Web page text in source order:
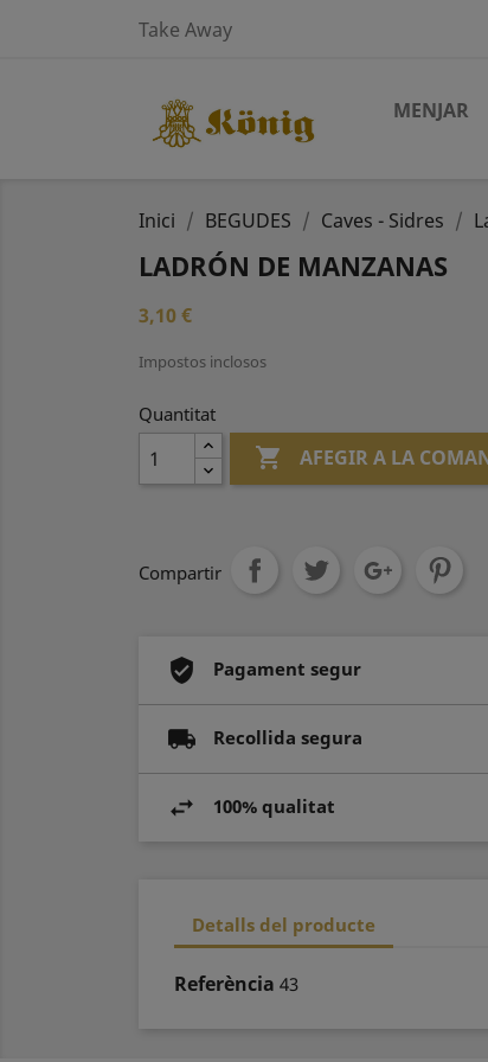
Take Away
MENJAR
Inici BEGUDES Caves - Sidres
LADRÓN DE MANZANAS
3,10 €
Impostos inclosos
Quantitat
 AFEGIR A LA
Compartir
Pagament segur
Recollida segura
100% qualitat
Detalls del producte
Referència 43